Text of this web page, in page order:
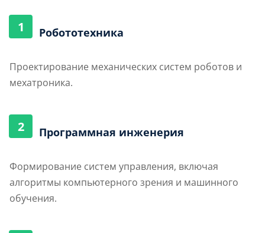
1 Робототехника
Проектирование механических систем роботов и
мехатроника.
2 Программная инженерия
Формирование систем управления, включая
алгоритмы компьютерного зрения и машинного
обучения.